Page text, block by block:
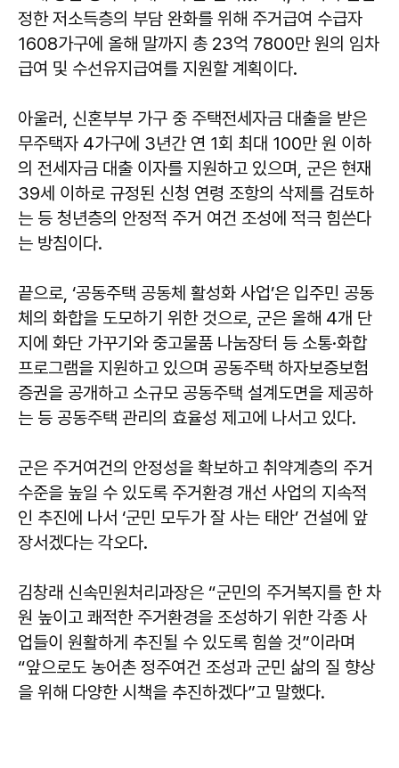
정한 저소득층의 부담 완화를 위해 주거급여 수급자
1608가구에 올해 말까지 총 23억 7800만 원의 임차
급여 및 수선유지급여를 지원할 계획이다.
아울러, 신혼부부 가구 중 주택전세자금 대출을 받은
무주택자 4가구에 3년간 연 1회 최대 100만 원 이하
의 전세자금 대출 이자를 지원하고 있으며, 군은 현재
39세 이하로 규정된 신청 연령 조항의 삭제를 검토하
는 등 청년층의 안정적 주거 여건 조성에 적극 힘쓴다
는 방침이다.
끝으로, ‘공동주택 공동체 활성화 사업’은 입주민 공동
체의 화합을 도모하기 위한 것으로, 군은 올해 4개 단
지에 화단 가꾸기와 중고물품 나눔장터 등 소통·화합
프로그램을 지원하고 있으며 공동주택 하자보증보험
증권을 공개하고 소규모 공동주택 설계도면을 제공하
는 등 공동주택 관리의 효율성 제고에 나서고 있다.
군은 주거여건의 안정성을 확보하고 취약계층의 주거
수준을 높일 수 있도록 주거환경 개선 사업의 지속적
인 추진에 나서 ‘군민 모두가 잘 사는 태안’ 건설에 앞
장서겠다는 각오다.
김창래 신속민원처리과장은 “군민의 주거복지를 한 차
원 높이고 쾌적한 주거환경을 조성하기 위한 각종 사
업들이 원활하게 추진될 수 있도록 힘쓸 것”이라며
“앞으로도 농어촌 정주여건 조성과 군민 삶의 질 향상
을 위해 다양한 시책을 추진하겠다”고 말했다.